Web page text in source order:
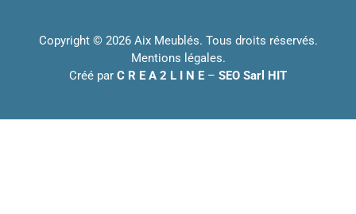
Copyright © 2026 Aix Meublés. Tous droits réservés.
Mentions légales.
Créé par C R E A 2 L I N E – SEO Sarl HIT